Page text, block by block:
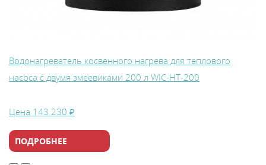
Водонагреватель косвенного нагрева для теплового
насоса с двумя змеевиками 200 л WIС-HT-200
Цена 143 230 ₽
ПОДРОБНЕЕ